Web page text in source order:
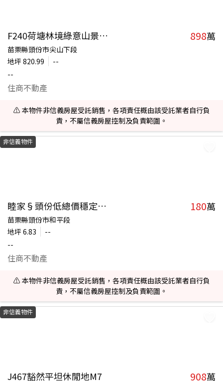
F240荷塘林境綠意山景木屋 898萬
苗栗縣頭份市尖山下段
地坪 820.99
--
--
住商不動產
⚠️ 本物件非信義房屋受託銷售，各項責任概由該受託業者自行負
責，不屬信義房屋控制及負責範圍。
非信義物件
睦家§頭份低總價穩定收租地 180萬
苗栗縣頭份市和平段
地坪 6.83
--
--
住商不動產
⚠️ 本物件非信義房屋受託銷售，各項責任概由該受託業者自行負
責，不屬信義房屋控制及負責範圍。
非信義物件
J467豁然平坦休閒地M7 908萬